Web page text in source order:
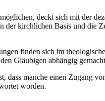
deckt sich mit der
der kirchlichen Basis und die
finden sich im
Gläubigen abhängig
dass manche einen Zugang
worden.